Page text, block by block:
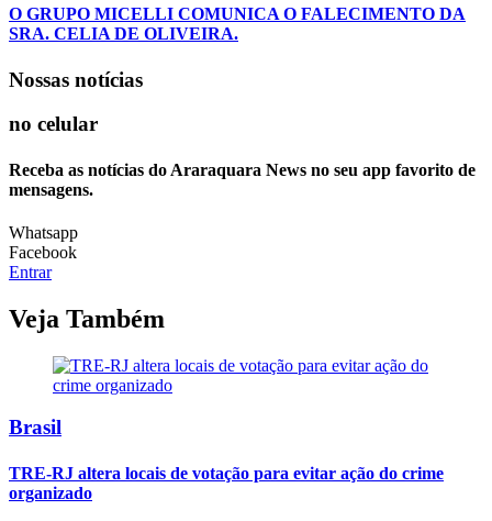
O GRUPO MICELLI COMUNICA O FALECIMENTO DA
SRA. CELIA DE OLIVEIRA.
Nossas notícias
no celular
Receba as notícias do Araraquara News no seu app favorito de
mensagens.
Whatsapp
Facebook
Entrar
Veja Também
Brasil
TRE-RJ altera locais de votação para evitar ação do crime
organizado